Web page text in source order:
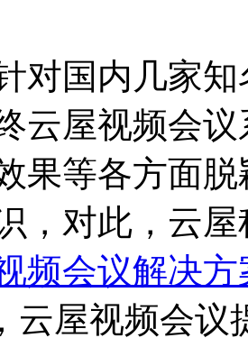
对国内几家
云屋视频会
果等各方面
，对此，云
频会议解决方
云屋视频会议